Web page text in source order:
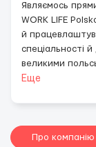
Являємось
WORK LIFE
й
спеціальності
великими
Еще
Про компанію